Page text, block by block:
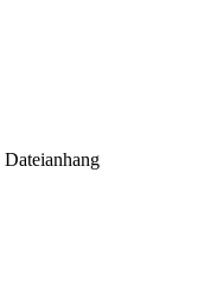
Dateianhang